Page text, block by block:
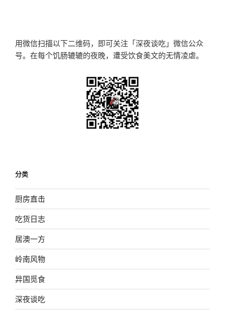
用微信扫描以下二维码，即可关注「深夜谈吃」微信公众
号。在每个饥肠辘辘的夜晚，遭受饮食美文的无情凌虐。
分类
厨房直击
吃货日志
居澳一方
岭南风物
异国觅食
深夜谈吃